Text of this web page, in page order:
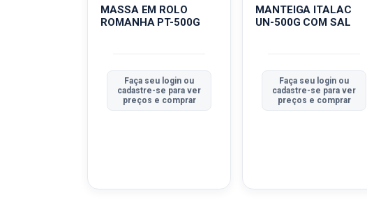
MASSA EM ROLO
ROMANHA PT-500G
Faça seu login ou
cadastre-se para ver
preços e comprar
MANTEIGA ITALAC
UN-500G COM SAL
Faça seu login ou
cadastre-se para ver
preços e comprar